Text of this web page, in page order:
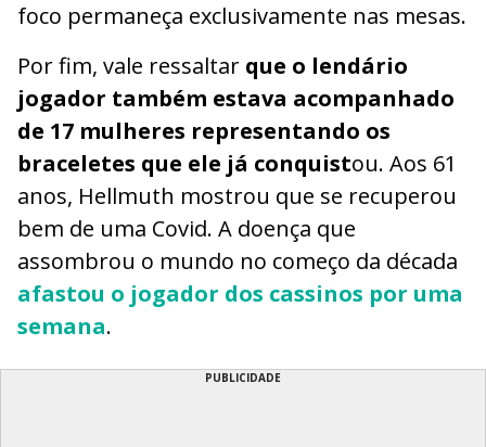
foco permaneça exclusivamente nas mesas.
Por fim, vale ressaltar que o lendário
jogador também estava acompanhado
de 17 mulheres representando os
braceletes que ele já conquistou. Aos 61
anos, Hellmuth mostrou que se recuperou
bem de uma Covid. A doença que
assombrou o mundo no começo da década
afastou o jogador dos cassinos por uma
semana.
PUBLICIDADE